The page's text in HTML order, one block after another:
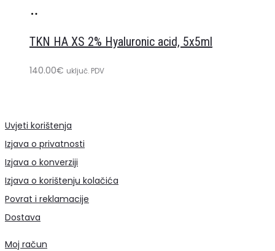
TKN HA XS 2% Hyaluronic acid, 5x5ml
140.00€ uključ. PDV
Uvjeti korištenja
Izjava o privatnosti
Izjava o konverziji
Izjava o korištenju kolačića
Povrat i reklamacije
Dostava
Moj račun